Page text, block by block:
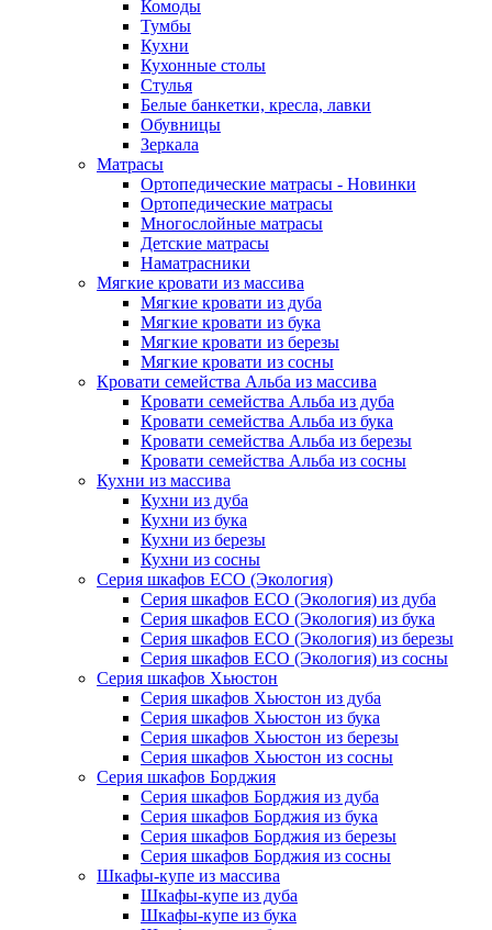
Комоды
Тумбы
Кухни
Кухонные столы
Стулья
Белые банкетки, кресла, лавки
Обувницы
Зеркала
Матрасы
Ортопедические матрасы - Новинки
Ортопедические матрасы
Многослойные матрасы
Детские матрасы
Наматрасники
Мягкие кровати из массива
Мягкие кровати из дуба
Мягкие кровати из бука
Мягкие кровати из березы
Мягкие кровати из сосны
Кровати семейства Альба из массива
Кровати семейства Альба из дуба
Кровати семейства Альба из бука
Кровати семейства Альба из березы
Кровати семейства Альба из сосны
Кухни из массива
Кухни из дуба
Кухни из бука
Кухни из березы
Кухни из сосны
Серия шкафов ECO (Экология)
Серия шкафов ECO (Экология) из дуба
Серия шкафов ECO (Экология) из бука
Серия шкафов ECO (Экология) из березы
Серия шкафов ECO (Экология) из сосны
Серия шкафов Хьюстон
Серия шкафов Хьюстон из дуба
Серия шкафов Хьюстон из бука
Серия шкафов Хьюстон из березы
Серия шкафов Хьюстон из сосны
Серия шкафов Борджия
Серия шкафов Борджия из дуба
Серия шкафов Борджия из бука
Серия шкафов Борджия из березы
Серия шкафов Борджия из сосны
Шкафы-купе из массива
Шкафы-купе из дуба
Шкафы-купе из бука